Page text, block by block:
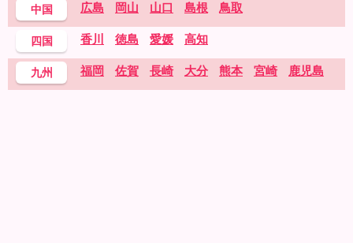
中国 広島 岡山 山口 島根 鳥取
四国 香川 徳島 愛媛 高知
九州 福岡 佐賀 長崎 大分 熊本 宮崎 鹿児島